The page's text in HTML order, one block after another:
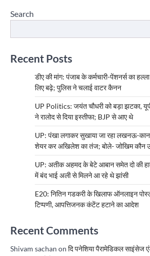
Search
Recent Posts
डीए की मांग: पंजाब के कर्मचारी-पेंशनर्स का
लिए बढ़े; पुलिस ने चलाई वाटर कैनन
UP Politics: जयंत चौधरी को बड़ा झटका, यूपी
ने रालोद से दिया इस्तीफा; BJP से आए थे
UP: पंखा लगाकर सुखाया जा रहा लखनऊ-
शेयर कर अखिलेश का तंज; बोले- जोखिम कौन
UP: अतीक अहमद के बेटे आबान समेत दो की
में बंद भाई अली से मिलने आ रहे थे झांसी
E20: नितिन गडकरी के खिलाफ ऑनलाइन पोस्ट
टिप्पणी, आपत्तिजनक कंटेंट हटाने का आदेश
Recent Comments
Shivam sachan on दि पनेशिया पैरामेडिकल साइंसेज